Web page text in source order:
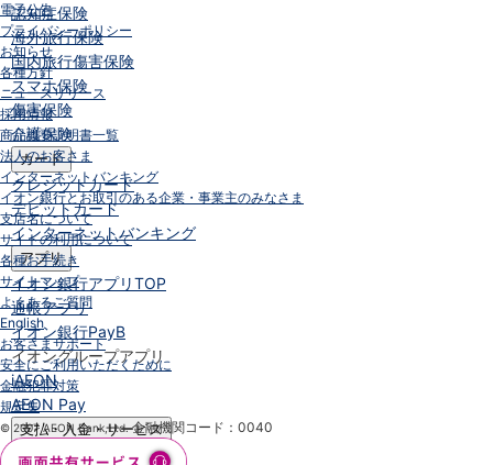
認知症保険
海外旅行保険
国内旅行傷害保険
スマホ保険
傷害保険
介護保険
カード
クレジットカード
デビットカード
インターネットバンキング
アプリ
イオン銀行アプリTOP
通帳アプリ
イオン銀行PayB
イオングループアプリ
iAEON
AEON Pay
支払・入金・サービス
支払・入金TOP
電子公告
プライバシーポリシー
お知らせ
各種方針
ニュースリリース
採用情報
商品概要説明書一覧
法人のお客さま
インターネットバンキング
イオン銀行とお取引のある企業・事業主のみなさま
支店名について
サイトの利用について
各種お手続き
サイトマップ
よくあるご質問
English
お客さまサポート
安全にご利用いただくために
金融犯罪対策
規定集
© 2007 AEON Bank,Ltd. 金融機関コード：0040